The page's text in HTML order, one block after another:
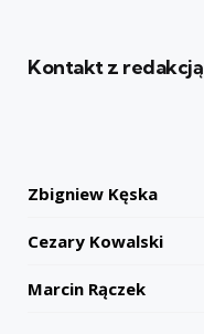
Kontakt z redakcją
Zbigniew Kęska
Cezary Kowalski
Marcin Rączek